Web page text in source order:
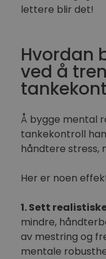
lettere blir det!
Hvordan
ved å
Å bygge mental
tankekontroll
håndtere stress,
Her er noen
1. Sett
mindre,
av mestring og
mentale